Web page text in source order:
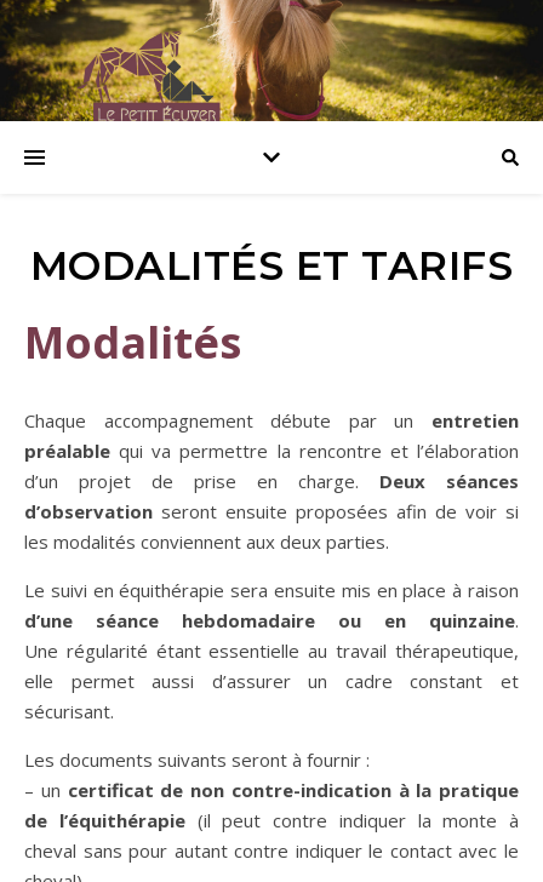
MODALITÉS ET TARIFS
Modalités
Chaque accompagnement débute par un entretien
préalable qui va permettre la rencontre et l’élaboration
d’un projet de prise en charge. Deux
séances
d’observation seront ensuite proposées afin de voir si
les modalités conviennent aux deux parties.
Le suivi en équithérapie sera ensuite mis en place à raison
d’une séance hebdomadaire ou en quinzaine.
Une régularité étant essentielle au travail thérapeutique,
elle permet aussi d’assurer un cadre constant et
sécurisant.
Les documents suivants seront à fournir :
– un certificat de non contre-indication à la pratique
de l’équithérapie(il peut contre indiquer la monte à
cheval sans pour autant contre indiquer le contact avec le